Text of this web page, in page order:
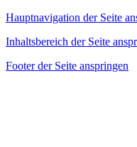
Hauptnavigation der Seite
Inhaltsbereich der Seite
Footer der Seite anspringen